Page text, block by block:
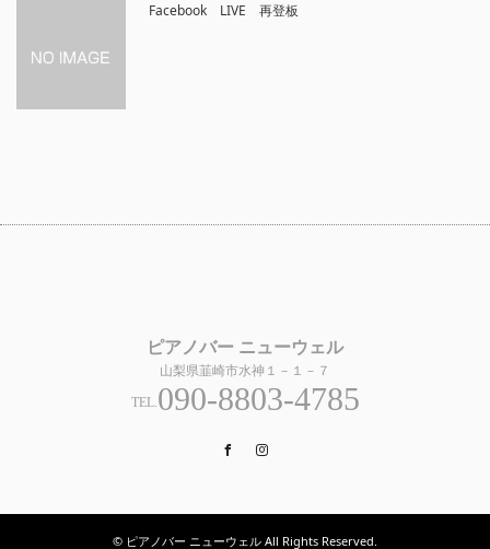
Facebook LIVE 再登板
ピアノバー ニューウェル
山梨県韮崎市水神１－１－７
TEL.090-8803-4785
Facebook
© ピアノバー ニューウェル All Rights Reserved.